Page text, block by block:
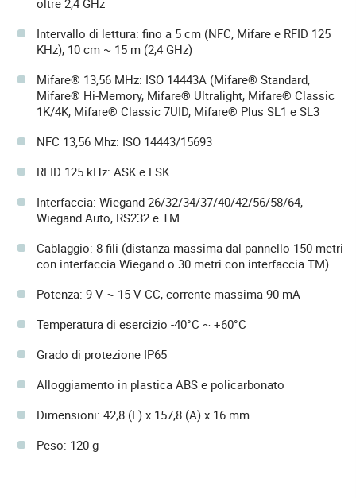
oltre 2,4 GHz
Intervallo di lettura: fino a 5 cm (NFC, Mifare e RFID 125
KHz), 10 cm ~ 15 m (2,4 GHz)
Mifare® 13,56 MHz: ISO 14443A (Mifare® Standard,
Mifare® Hi-Memory, Mifare® Ultralight, Mifare® Classic
1K/4K, Mifare® Classic 7UID, Mifare® Plus SL1 e SL3
NFC 13,56 Mhz: ISO 14443/15693
RFID 125 kHz: ASK e FSK
Interfaccia: Wiegand 26/32/34/37/40/42/56/58/64,
Wiegand Auto, RS232 e TM
Cablaggio: 8 fili (distanza massima dal pannello 150 metri
con interfaccia Wiegand o 30 metri con interfaccia TM)
Potenza: 9 V ~ 15 V CC, corrente massima 90 mA
Temperatura di esercizio -40°C ~ +60°C
Grado di protezione IP65
Alloggiamento in plastica ABS e policarbonato
Dimensioni: 42,8 (L) x 157,8 (A) x 16 mm
Peso: 120 g